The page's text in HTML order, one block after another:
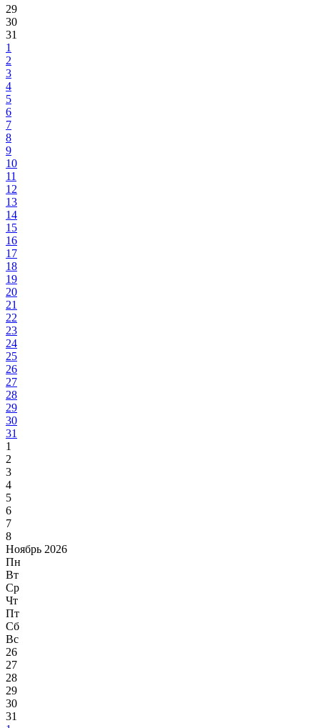
29
30
31
1
2
3
4
5
6
7
8
9
10
11
12
13
14
15
16
17
18
19
20
21
22
23
24
25
26
27
28
29
30
31
1
2
3
4
5
6
7
8
Ноябрь 2026
Пн
Вт
Ср
Чт
Пт
Сб
Вс
26
27
28
29
30
31